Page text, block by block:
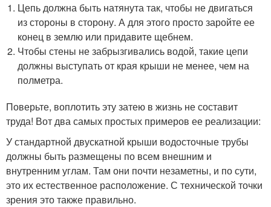
Цепь должна быть натянута так, чтобы не двигаться
из стороны в сторону. А для этого просто заройте ее
конец в землю или придавите щебнем.
Чтобы стены не забрызгивались водой, такие цепи
должны выступать от края крыши не менее, чем на
полметра.
Поверьте, воплотить эту затею в жизнь не составит
труда! Вот два самых простых примеров ее реализации:
У стандартной двускатной крыши водосточные трубы
должны быть размещены по всем внешним и
внутренним углам. Там они почти незаметны, и по сути,
это их естественное расположение. С технической точки
зрения это также правильно.